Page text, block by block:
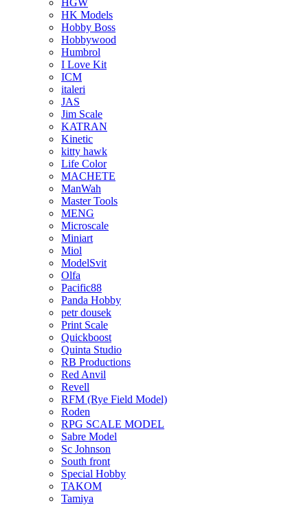
HGW
HK Models
Hobby Boss
Hobbywood
Humbrol
I Love Kit
ICM
italeri
JAS
Jim Scale
KATRAN
Kinetic
kitty hawk
Life Color
MACHETE
ManWah
Master Tools
MENG
Microscale
Miniart
Miol
ModelSvit
Olfa
Pacific88
Panda Hobby
petr dousek
Print Scale
Quickboost
Quinta Studio
RB Productions
Red Anvil
Revell
RFM (Rye Field Model)
Roden
RPG SCALE MODEL
Sabre Model
Sc Johnson
South front
Special Hobby
TAKOM
Tamiya